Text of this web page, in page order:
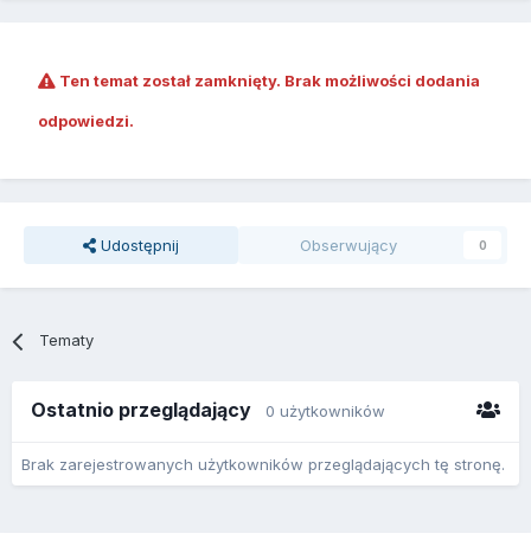
Ten temat został zamknięty. Brak możliwości dodania
odpowiedzi.
Udostępnij Obserwujący 0
Tematy
Ostatnio przeglądający 0 użytkowników
Brak zarejestrowanych użytkowników przeglądających tę stronę.